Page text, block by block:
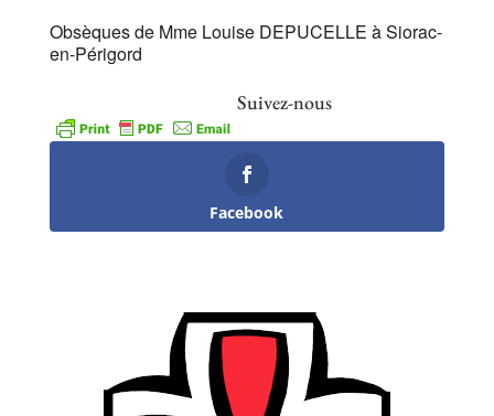
Obsèques de Mme Louise DEPUCELLE à Siorac-
en-Périgord
Suivez-nous
Facebook